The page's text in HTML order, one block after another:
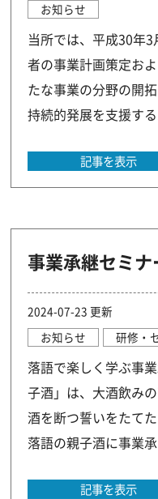
お知らせ
当所では、平成30年
者の事業計画策定お
たな事業の分野の開
持続的発展を支援す
記事を表示
事業承継セミ
2024-07-23 更新
お知らせ
研修・
落語で楽しく学ぶ事
子酒」は、大酒飲み
酒を断つ誓いをたて
落語の親子酒に事業
記事を表示